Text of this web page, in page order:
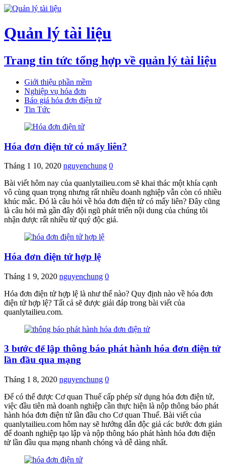
Quản lý tài liệu
Trang tin tức tổng hợp về quản lý tài liệu
Giới thiệu phần mềm
Nghiệp vụ hóa đơn
Báo giá hóa đơn điện tử
Tin Tức
Hóa đơn điện tử có mấy liên?
Tháng 1 10, 2020 nguyenchung 0
Bài viết hôm nay của quanlytailieu.com sẽ khai thác một khía cạnh
vô cùng quan trọng nhưng rất nhiều doanh nghiệp vẫn còn có nhiều
khúc mắc. Đó là câu hỏi về hóa đơn điện tử có mấy liên? Đây cũng
là câu hỏi mà gần đây đội ngũ phát triển nội dung của chúng tôi
nhận được rất nhiều từ quý độc giả.
Hóa đơn điện tử hợp lệ
Tháng 1 9, 2020 nguyenchung 0
Hóa đơn điện tử hợp lệ là như thế nào? Quy định nào về hóa đơn
điện tử hợp lệ? Tất cả sẽ được giải đáp trong bài viết của
quanlytailieu.com.
3 bước để lập thông báo phát hành hóa đơn điện tử
lần đầu qua mạng
Tháng 1 8, 2020 nguyenchung 0
Để có thể được Cơ quan Thuế cấp phép sử dụng hóa đơn điện tử,
việc đầu tiên mà doanh nghiệp cần thực hiện là nộp thông báo phát
hành hóa đơn điện tử lần đầu cho Cơ quan Thuế. Bài viết của
quanlytailieu.com hôm nay sẽ hướng dẫn độc giả các bước đơn giản
để doanh nghiệp tạo lập và nộp thông báo phát hành hóa đơn điện
tử lần đầu qua mạng nhanh chóng và dễ dàng nhất.